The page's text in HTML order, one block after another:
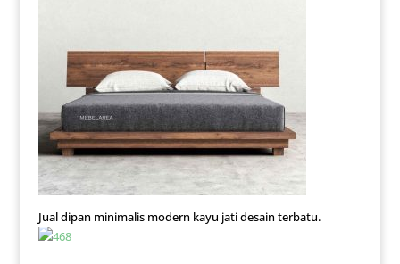
Jual dipan minimalis modern kayu jati desain terbatu.